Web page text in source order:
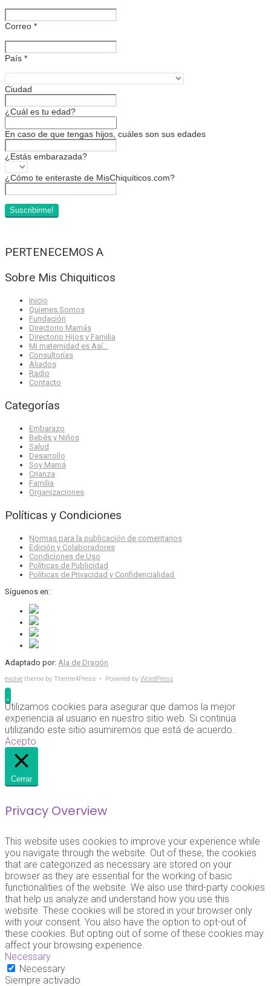
Correo *
País *
Ciudad
¿Cuál es tu edad?
En caso de que tengas hijos, cuáles son sus edades
¿Estás embarazada?
¿Cómo te enteraste de MisChiquiticos.com?
PERTENECEMOS A
Sobre Mis Chiquiticos
Inicio
Quienes Somos
Fundación
Directorio Mamás
Directorio Hijos y Familia
Mi maternidad es Así…
Consultorías
Aliados
Radio
Contacto
Categorías
Embarazo
Bebés y Niños
Salud
Desarrollo
Soy Mamá
Crianza
Familia
Organizaciones
Políticas y Condiciones
Normas para la publicación de comentarios
Edición y Colaboradores
Condiciones de Uso
Políticas de Publicidad
Políticas de Privacidad y Confidencialidad
Síguenos en:
Adaptado por: Ala de Dragón
evolve theme by Theme4Press • Powered by WordPress
Utilizamos cookies para asegurar que damos la mejor
experiencia al usuario en nuestro sitio web. Si continúa
utilizando este sitio asumiremos que está de acuerdo..
Acepto
Cerrar
Privacy Overview
This website uses cookies to improve your experience while
you navigate through the website. Out of these, the cookies
that are categorized as necessary are stored on your
browser as they are essential for the working of basic
functionalities of the website. We also use third-party cookies
that help us analyze and understand how you use this
website. These cookies will be stored in your browser only
with your consent. You also have the option to opt-out of
these cookies. But opting out of some of these cookies may
affect your browsing experience.
Necessary
Necessary
Siempre activado